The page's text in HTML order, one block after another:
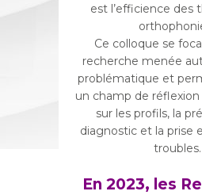
est l’efficience des
Ce colloque se
recherche menée
problématique et
un champ de réflexion
sur les profils, la
diagnostic et la prise
troubles.
En 2023, les